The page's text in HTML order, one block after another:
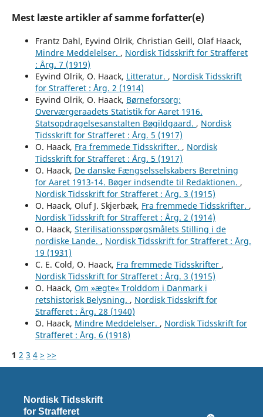
Mest læste artikler af samme forfatter(e)
Frantz Dahl, Eyvind Olrik, Christian Geill, Olaf Haack,
Mindre Meddelelser. , Nordisk Tidsskrift for Strafferet
: Årg. 7 (1919)
Eyvind Olrik, O. Haack, Litteratur. , Nordisk Tidsskrift
for Strafferet : Årg. 2 (1914)
Eyvind Olrik, O. Haack, Børneforsorg:
Overværgeraadets Statistik for Aaret 1916.
Statsopdragelsesanstalten Bøgildgaard. , Nordisk
Tidsskrift for Strafferet : Årg. 5 (1917)
O. Haack, Fra fremmede Tidsskrifter. , Nordisk
Tidsskrift for Strafferet : Årg. 5 (1917)
O. Haack, De danske Fængselsselskabers Beretning
for Aaret 1913-14. Bøger indsendte til Redaktionen. ,
Nordisk Tidsskrift for Strafferet : Årg. 3 (1915)
O. Haack, Oluf J. Skjerbæk, Fra fremmede Tidsskrifter. ,
Nordisk Tidsskrift for Strafferet : Årg. 2 (1914)
O. Haack, Sterilisationsspørgsmålets Stilling i de
nordiske Lande. , Nordisk Tidsskrift for Strafferet : Årg.
19 (1931)
C. E. Cold, O. Haack, Fra fremmede Tidsskrifter ,
Nordisk Tidsskrift for Strafferet : Årg. 3 (1915)
O. Haack, Om »ægte« Trolddom i Danmark i
retshistorisk Belysning. , Nordisk Tidsskrift for
Strafferet : Årg. 28 (1940)
O. Haack, Mindre Meddelelser. , Nordisk Tidsskrift for
Strafferet : Årg. 6 (1918)
1 2 3 4 > >>
Nordisk Tidsskrift
for Strafferet